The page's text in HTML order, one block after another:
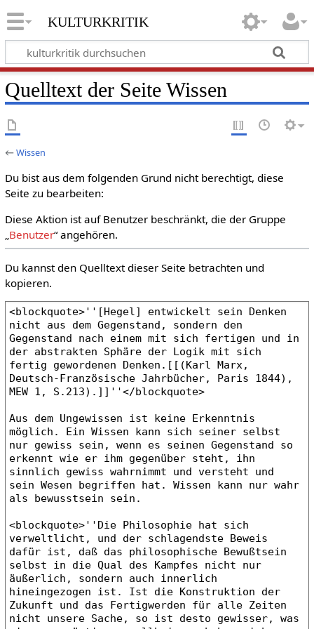
kulturkritik
Quelltext der Seite Wissen
←Wissen
Du bist aus dem folgenden Grund nicht berechtigt, diese
Seite zu bearbeiten:
Diese Aktion ist auf Benutzer beschränkt, die der Gruppe
„Benutzer“ angehören.
Du kannst den Quelltext dieser Seite betrachten und
kopieren.